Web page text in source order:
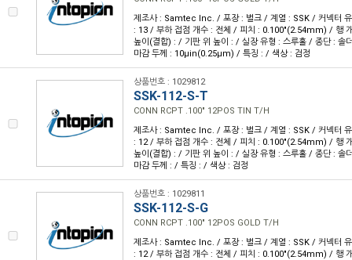
제조사 : Samtec Inc. / 포장 : 벌크 / 계열 : SSK / 커넥터
: 13 / 부하 접점 개수 : 전체 / 피치 : 0.100"(2.54mm) / 행
높이(결합) : / 기판 위 높이 : / 실장 유형 : 스루홀 / 종단 : 솔
마감 두께 : 10µin(0.25µm) / 특징 : / 색상 : 검정
상품번호 : 1029812
SSK-112-S-T
CONN RCPT .100" 12POS TIN T/H
제조사 : Samtec Inc. / 포장 : 벌크 / 계열 : SSK / 커넥터
: 12 / 부하 접점 개수 : 전체 / 피치 : 0.100"(2.54mm) / 행
높이(결합) : / 기판 위 높이 : / 실장 유형 : 스루홀 / 종단 : 솔
마감 두께 : / 특징 : / 색상 : 검정
상품번호 : 1029811
SSK-112-S-G
CONN RCPT .100" 12POS GOLD T/H
제조사 : Samtec Inc. / 포장 : 벌크 / 계열 : SSK / 커넥터
: 12 / 부하 접점 개수 : 전체 / 피치 : 0.100"(2.54mm) / 행